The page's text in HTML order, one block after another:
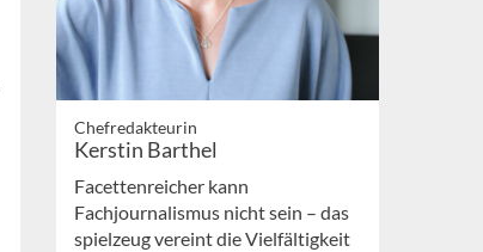
Chefredakteurin
Kerstin Barthel
Facettenreicher kann
Fachjournalismus nicht sein – das
spielzeug vereint die Vielfältigkeit